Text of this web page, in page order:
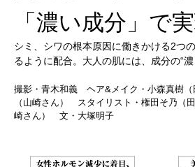
「濃い成分」で実
シミ、シワの根本原因に働きかける2つ
るように配合。大人の肌には、成分の“濃
撮影・青木和義 ヘア&メイク・小森真樹（
（山崎さん） スタイリスト・権田そ乃（
崎さん） 文・大塚明子